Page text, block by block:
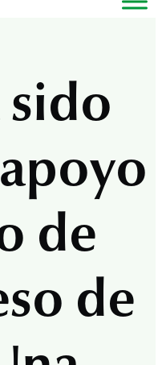
sido
de
de